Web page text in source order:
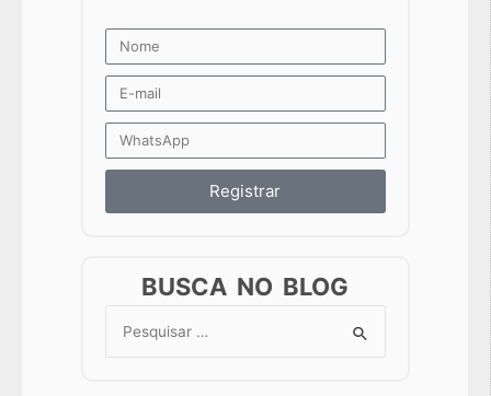
Registrar
BUSCA NO BLOG
Search